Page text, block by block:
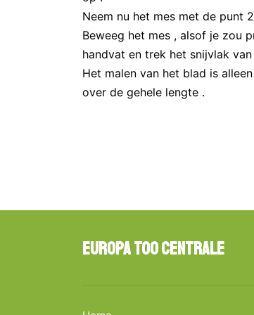
Neem nu het mes met de punt
Beweeg het mes , alsof je zou
handvat en trek het snijvlak
Het malen van het blad is
over de gehele lengte .
Europa Too Centrale